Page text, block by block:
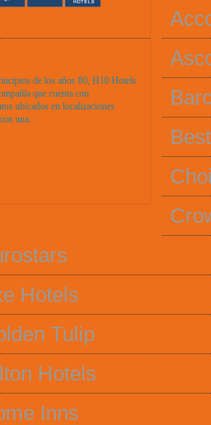
de los años 80, H10 Hotels
que cuenta con
ubicados en localizaciones
una..
Hotels
Tulip
Hotels
Inns